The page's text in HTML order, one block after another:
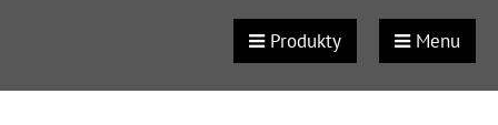
Produkty Menu